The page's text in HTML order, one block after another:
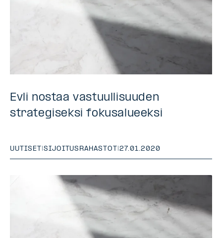
Evli nostaa vastuullisuuden
strategiseksi fokusalueeksi
UUTISET SIJOITUSRAHASTOT |27.01.2020